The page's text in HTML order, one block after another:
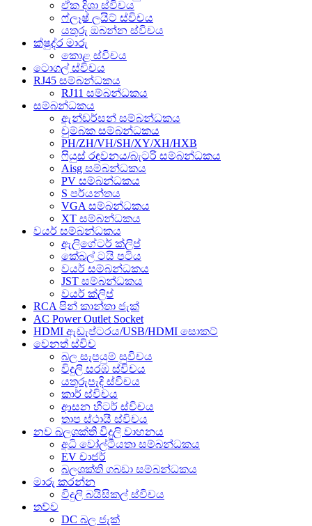
ඒක දිශා ස්විචය
ෆ්ලෑෂ් ලයිට් ස්විචය
යතුරු ඔබන්න ස්විචය
ක්ෂුද්ර මාරු
කොළ ස්විචය
ටොගල් ස්විචය
RJ45 සම්බන්ධකය
RJ11 සම්බන්ධකය
සම්බන්ධකය
ඇන්ඩර්සන් සම්බන්ධකය
චුම්බක සම්බන්ධකය
PH/ZH/VH/SH/XY/XH/HXB
ෆියුස් රඳවනය/බැටරි සම්බන්ධකය
Aisg සම්බන්ධකය
PV සම්බන්ධකය
S පර්යන්තය
VGA සම්බන්ධකය
XT සම්බන්ධකය
වයර් සම්බන්ධකය
ඇලිගේටර් ක්ලිප්
කේබල් ටයි පටිය
වයර් සම්බන්ධකය
JST සම්බන්ධකය
වයර් ක්ලිප්
RCA පින් කාන්තා ජැක්
AC Power Outlet Socket
HDMI ඇඩැප්ටරය/USB/HDMI සොකට්
වෙනත් ස්විච
බල සැපයුම් සුවිචය
විදුලි සරඹ ස්විචය
යතුරුපැදි ස්විචය
කාර් ස්විචය
ආසන හීටර් ස්විචය
තාප ස්ථායී ස්විචය
නව බලශක්ති විදුලි වාහනය
අධි වෝල්ටීයතා සම්බන්ධකය
EV චාජර්
බලශක්ති ගබඩා සම්බන්ධකය
මාරු කරන්න
විදුලි බයිසිකල් ස්විචය
තව්ව
DC බල ජැක්